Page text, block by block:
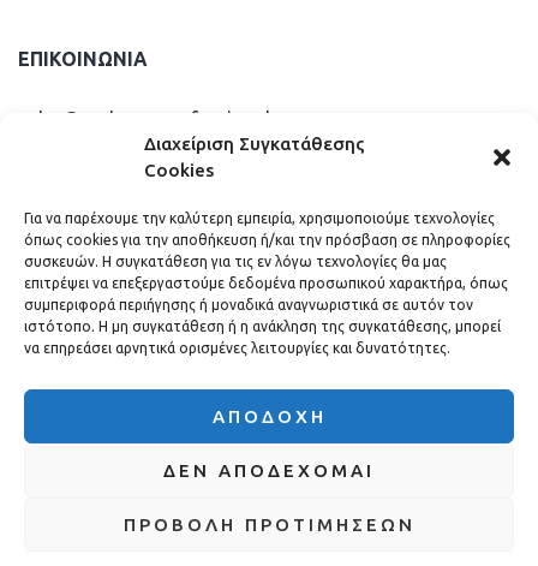
Διαχείριση Συγκατάθεσης
Cookies
Για να παρέχουμε την καλύτερη εμπειρία, χρησιμοποιούμε τεχνολογίες
όπως cookies για την αποθήκευση ή/και την πρόσβαση σε πληροφορίες
συσκευών. Η συγκατάθεση για τις εν λόγω τεχνολογίες θα μας
επιτρέψει να επεξεργαστούμε δεδομένα προσωπικού χαρακτήρα, όπως
συμπεριφορά περιήγησης ή μοναδικά αναγνωριστικά σε αυτόν τον
ιστότοπο. Η μη συγκατάθεση ή η ανάκληση της συγκατάθεσης, μπορεί
να επηρεάσει αρνητικά ορισμένες λειτουργίες και δυνατότητες.
ΑΠΟΔΟΧΉ
ΔΕΝ ΑΠΟΔΈΧΟΜΑΙ
ΠΡΟΒΟΛΉ ΠΡΟΤΙΜΉΣΕΩΝ
ΕΠΙΚΟΙΝΩΝΊΑ
sales@andreou-professional.gr
info@andreou-professional.gr
+30 210 2475724